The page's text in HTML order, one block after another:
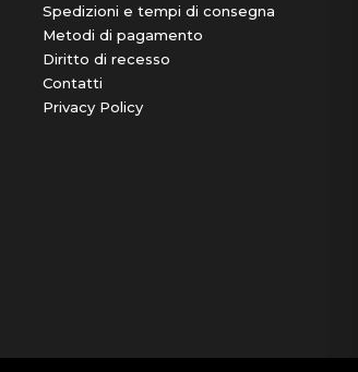
Spedizioni e tempi di consegna
Metodi di pagamento
Diritto di recesso
Contatti
Privacy Policy